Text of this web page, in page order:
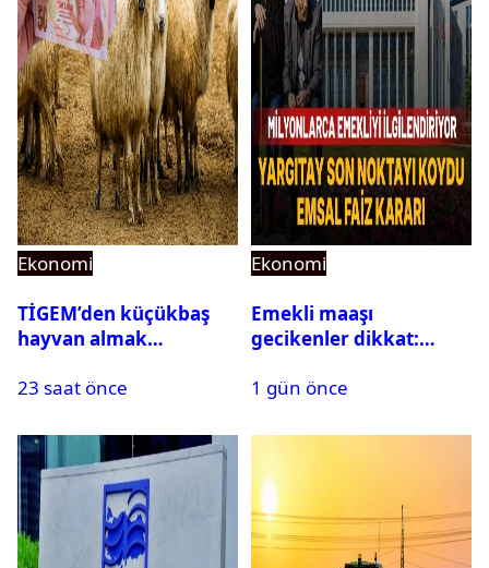
Ekonomi
TİGEM’den küçükbaş
hayvan almak
350 küçükbaş hayvan
muhammen bedeli
açıklandı
23 saat önce
Ekonomi
Emekli maaşı
gecikenler dikkat:
maaşı için emsal faiz
1 gün önce